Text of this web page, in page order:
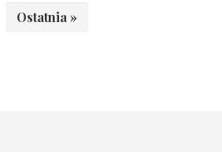
Ostatnia »